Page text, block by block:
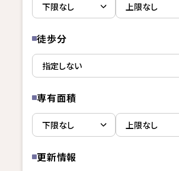
徒歩分
専有面積
更新情報